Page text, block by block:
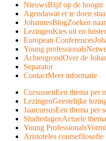
NieuwsBlijf op de hoogte
Agendawat er te doen
JohannesBlogZoeken
LezingenKies uit en luister
European Conferences
Young professionals
AchtergrondOver de
Separator
ContactMeer informatie
CursussenEen thema per
LezingenGeestelijke
JaarcursusEen thema per
StudiedagenActuele
Young Professionals
Aristoteles coursefilosofie